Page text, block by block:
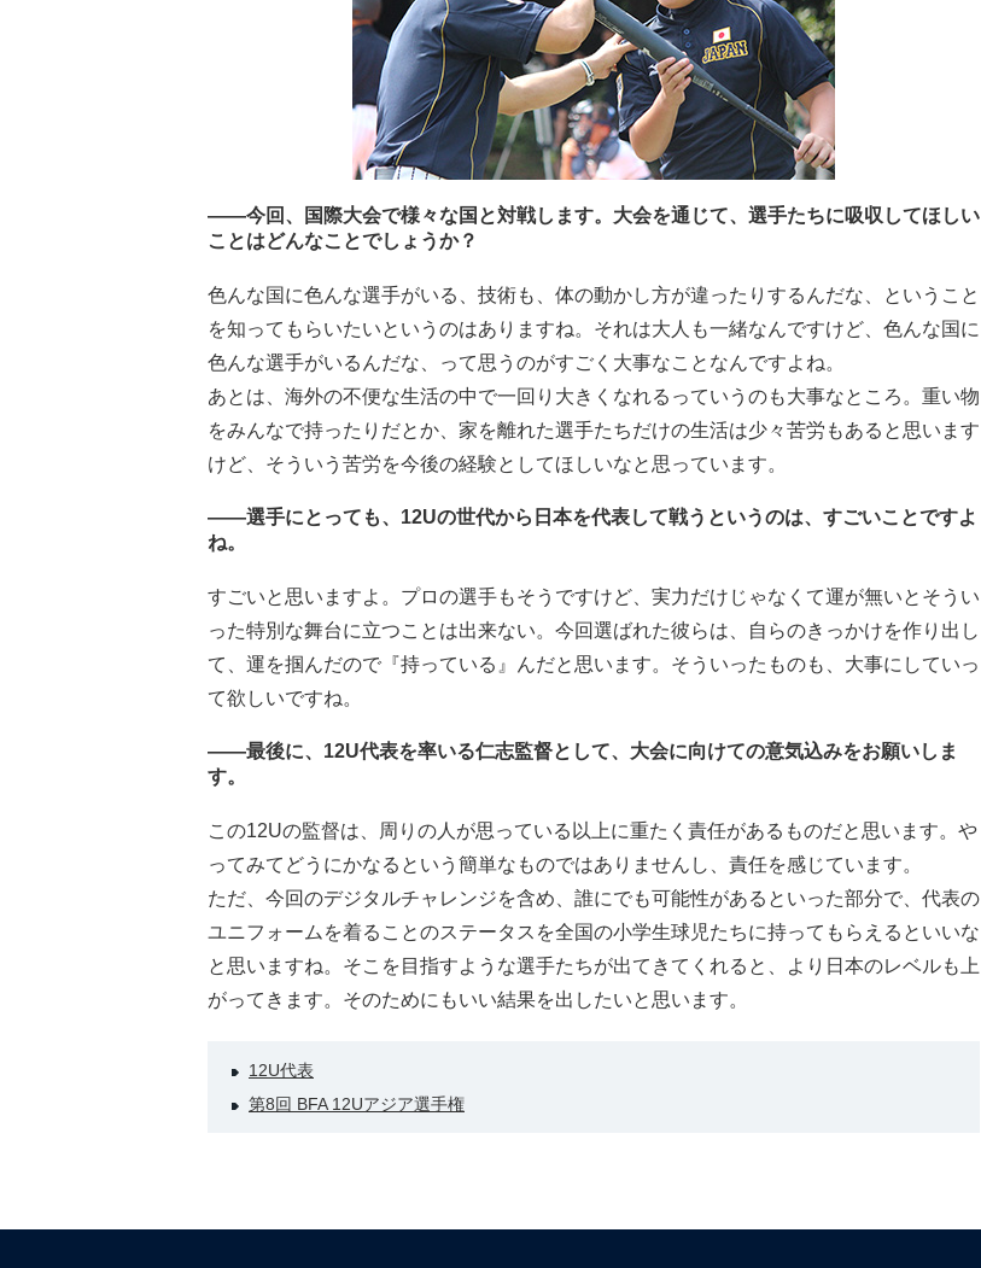
――今回、国際大会で様々な国と対戦します。大会を通じて、選手たちに吸収してほしい
ことはどんなことでしょうか？
色んな国に色んな選手がいる、技術も、体の動かし方が違ったりするんだな、ということ
を知ってもらいたいというのはありますね。それは大人も一緒なんですけど、色んな国に
色んな選手がいるんだな、って思うのがすごく大事なことなんですよね。
あとは、海外の不便な生活の中で一回り大きくなれるっていうのも大事なところ。重い物
をみんなで持ったりだとか、家を離れた選手たちだけの生活は少々苦労もあると思います
けど、そういう苦労を今後の経験としてほしいなと思っています。
――選手にとっても、12Uの世代から日本を代表して戦うというのは、すごいことですよ
ね。
すごいと思いますよ。プロの選手もそうですけど、実力だけじゃなくて運が無いとそうい
った特別な舞台に立つことは出来ない。今回選ばれた彼らは、自らのきっかけを作り出し
て、運を掴んだので『持っている』んだと思います。そういったものも、大事にしていっ
て欲しいですね。
――最後に、12U代表を率いる仁志監督として、大会に向けての意気込みをお願いしま
す。
この12Uの監督は、周りの人が思っている以上に重たく責任があるものだと思います。や
ってみてどうにかなるという簡単なものではありませんし、責任を感じています。
ただ、今回のデジタルチャレンジを含め、誰にでも可能性があるといった部分で、代表の
ユニフォームを着ることのステータスを全国の小学生球児たちに持ってもらえるといいな
と思いますね。そこを目指すような選手たちが出てきてくれると、より日本のレベルも上
がってきます。そのためにもいい結果を出したいと思います。
12U代表
第8回 BFA 12Uアジア選手権